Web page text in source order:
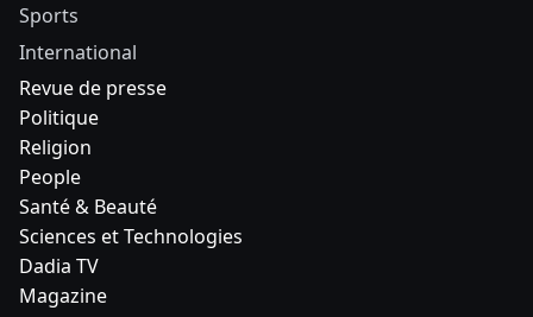
Sports
International
Revue de presse
Politique
Religion
People
Santé & Beauté
Sciences et Technologies
Dadia TV
Magazine